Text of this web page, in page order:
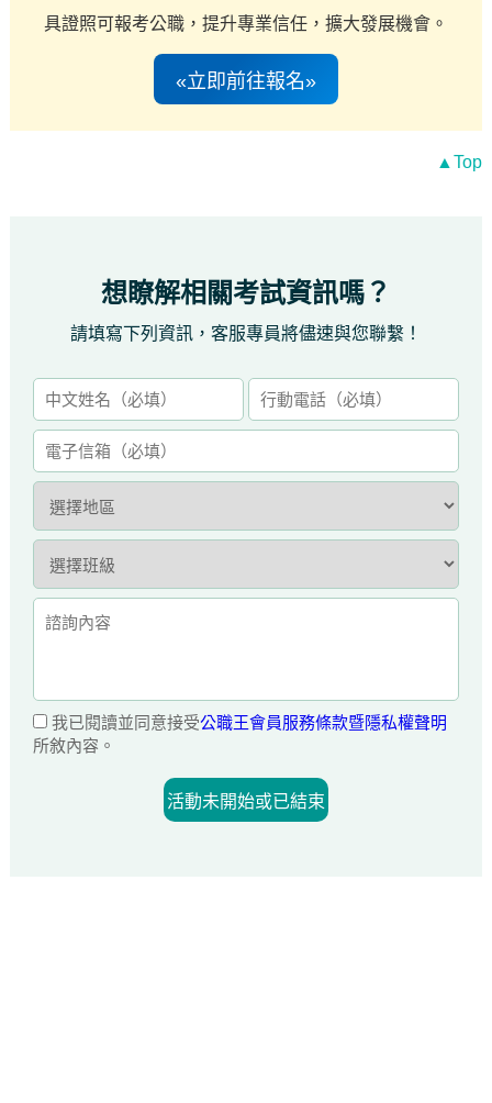
具證照可報考公職，提升專業信任，擴大發展機會。
«立即前往報名»
▲Top
想瞭解相關考試資訊嗎？
請填寫下列資訊，客服專員將儘速與您聯繫！
我已閱讀並同意接受公職王會員服務條款暨隱私權聲明
所敘內容。
活動未開始或已結束